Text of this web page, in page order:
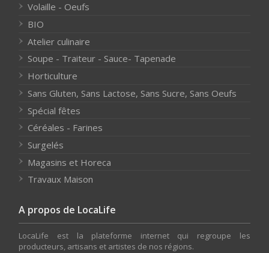
Volaille - Oeufs
BIO
Atelier culinaire
Soupe - Traiteur - Sauce- Tapenade
Horticulture
Sans Gluten, Sans Lactose, Sans Sucre, Sans Oeufs
Spécial fêtes
Céréales - Farines
Surgelés
Magasins et Horeca
Travaux Maison
A propos de LocaLife
LocaLife est la plateforme internet qui regroupe les
producteurs, artisans et artistes de nos régions.